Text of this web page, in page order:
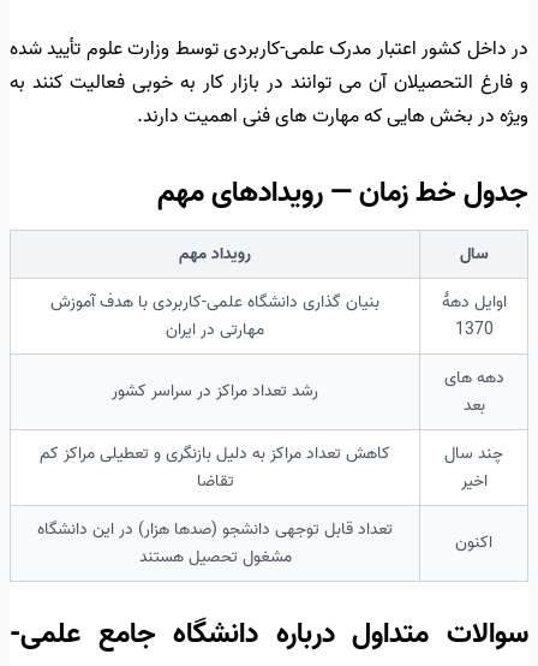
در داخل کشور اعتبار مدرک علمی-کاربردی توسط وزارت علوم تأیید شده
و فارغ التحصیلان آن می توانند در بازار کار به خوبی فعالیت کنند به
ویژه در بخش هایی که مهارت های فنی اهمیت دارند.
جدول خط زمان — رویدادهای مهم
سال
رویداد مهم
اوایل دهۀ
1370
بنیان گذاری دانشگاه علمی-کاربردی با هدف آموزش
مهارتی در ایران
دهه های
بعد
رشد تعداد مراکز در سراسر کشور
چند سال
اخیر
کاهش تعداد مراکز به دلیل بازنگری و تعطیلی مراکز کم
تقاضا
اکنون
تعداد قابل توجهی دانشجو (صدها هزار) در این دانشگاه
مشغول تحصیل هستند
سوالات متداول درباره دانشگاه جامع علمی-